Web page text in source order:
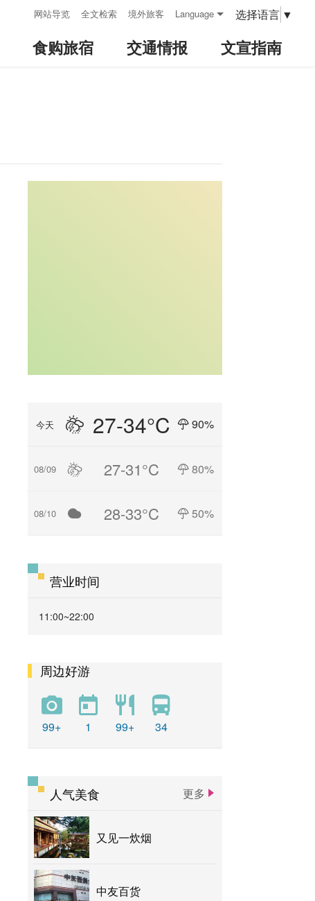
网站导览 全文检索 境外旅客 Language 选择语言 ▼
食购旅宿 交通情报 文宣指南
今天 27-34°C 90%
08/09 27-31°C 80%
08/10 28-33°C 50%
营业时间
11:00~22:00
周边好游
99+ 1 99+ 34
人气美食 更多
又见一炊烟
中友百货